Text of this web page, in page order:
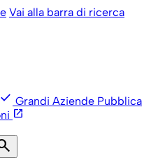
Vai alla barra di ricerca
check Grandi Aziende Pubblica
open_in_new